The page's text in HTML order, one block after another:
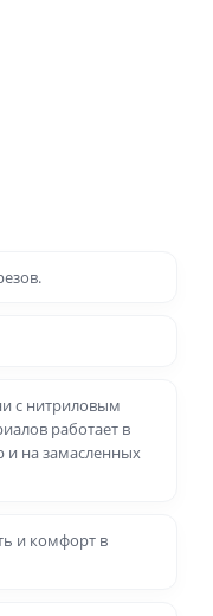
с нитриловым
работает в
и на замасленных
и комфорт в